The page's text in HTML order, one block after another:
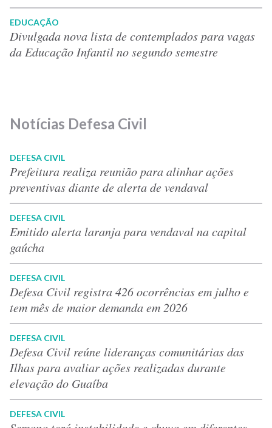
EDUCAÇÃO
Divulgada nova lista de contemplados para vagas
da Educação Infantil no segundo semestre
Notícias Defesa Civil
DEFESA CIVIL
Prefeitura realiza reunião para alinhar ações
preventivas diante de alerta de vendaval
DEFESA CIVIL
Emitido alerta laranja para vendaval na capital
gaúcha
DEFESA CIVIL
Defesa Civil registra 426 ocorrências em julho e
tem mês de maior demanda em 2026
DEFESA CIVIL
Defesa Civil reúne lideranças comunitárias das
Ilhas para avaliar ações realizadas durante
elevação do Guaíba
DEFESA CIVIL